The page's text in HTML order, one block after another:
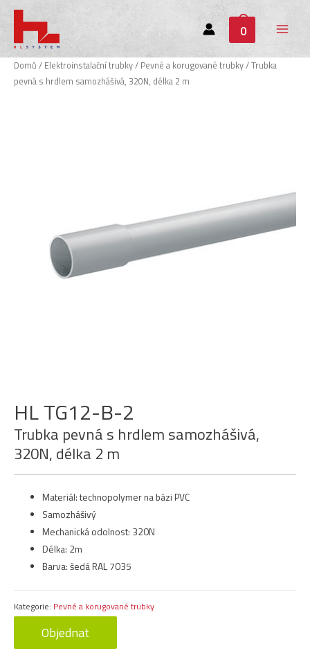
0
Main
Menu
Domů / Elektroinstalační trubky/ Pevné a korugované trubky/ Trubka
pevná s hrdlem samozhášivá, 320N, délka 2 m
HL TG12-B-2
Trubka pevná s hrdlem samozhášivá,
320N, délka 2 m
Materiál: technopolymer na bázi PVC
Samozhášivý
Mechanická odolnost: 320N
Délka: 2m
Barva: šedá RAL 7035
Kategorie: Pevné a korugované trubky
Objednat